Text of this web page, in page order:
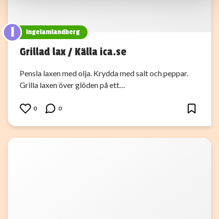
I ingelamlandberg
Grillad lax / Källa ica.se
Pensla laxen med olja. Krydda med salt och peppar.
Grilla laxen över glöden på ett…
0 0